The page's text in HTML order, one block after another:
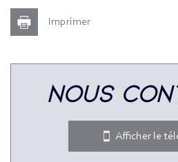
Bar
École maternelle
Imprimer
nous
Afficher le